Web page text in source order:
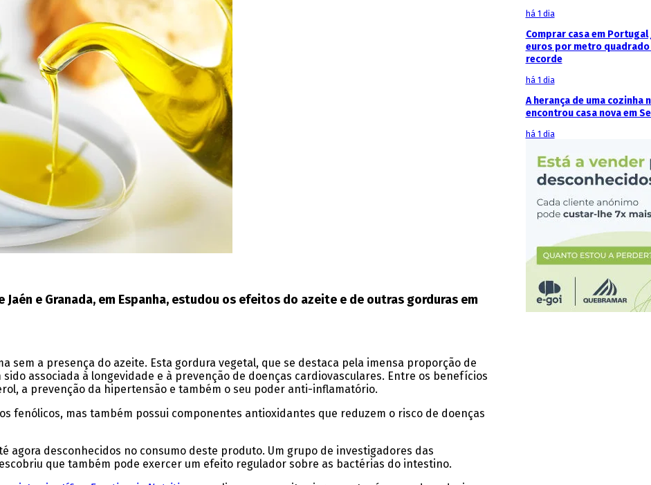
e Granada, em Espanha, estudou os efeitos do azeite e de outras gorduras em
sem a presença do azeite. Esta gordura vegetal, que se destaca pela imensa proporção de
sido associada à longevidade e à prevenção de doenças cardiovasculares. Entre os benefícios
a prevenção da hipertensão e também o seu poder anti-inflamatório.
fenólicos, mas também possui componentes antioxidantes que reduzem o risco de doenças
agora desconhecidos no consumo deste produto. Um grupo de investigadores das
que também pode exercer um efeito regulador sobre as bactérias do intestino.
há 1 dia
Comprar casa em Portugal
euros por metro quadrado
recorde
há 1 dia
A herança de uma cozinha
encontrou casa nova em
há 1 dia